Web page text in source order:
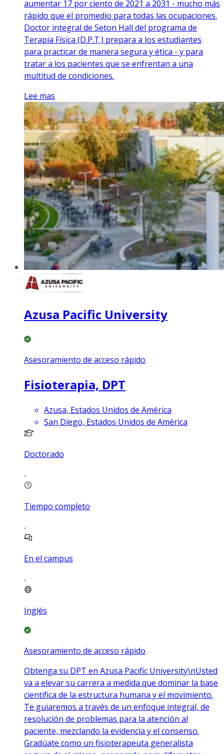
aumentar 17 por ciento de 2021 a 2031 - mucho más
rápido que el promedio para todas las ocupaciones.
Doctor integral de Seton Hall del programa de
Terapia Física (D.P.T.) prepara a los estudiantes
para practicar de manera segura y ética - y para
tratar a los pacientes que se enfrentan a una
multitud de condiciones.
Lee mas
Azusa Pacific University
Asesoramiento de acceso rápido
Fisioterapia, DPT
Azusa, Estados Unidos de América
San Diego, Estados Unidos de América
Doctorado
Tiempo completo
En el campus
Inglés
Asesoramiento de acceso rápido
Obtenga su DPT en Azusa Pacific University\nUsted
va a elevar su carrera a medida que dominar la base
científica de la estructura humana y el movimiento.
Te guiaremos a través de un enfoque integral, de
resolución de problemas para la atención al
paciente, mezclando la evidencia y el consenso.
Gradúate como un fisioterapeuta generalista